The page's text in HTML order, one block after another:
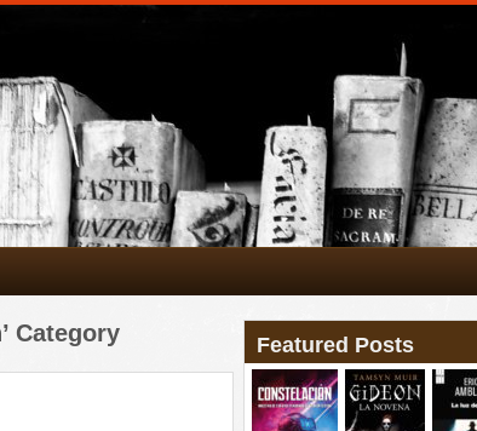
Category Featured Posts